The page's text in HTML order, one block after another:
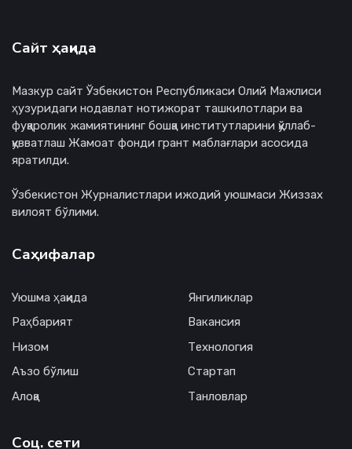
Сайт ҳақида
Мазкур сайт Ўзбекистон Республикаси Олий Мажлиси
ҳузуридаги нодавлат нотижорат ташкилотлари ва
фуқаролик жамиятининг бошқа институтларини қўллаб-
қувватлаш Жамоат фонди грант маблағлари асосида
яратилди.
Ўзбекистон Журналистлари ижодий уюшмаси Жиззах
вилоят бўлими.
Саҳифалар
Уюшма ҳақида
Раҳбарият
Низом
Аъзо бўлиш
Алоқа
Янгиликлар
Вакансия
Технология
Стартап
Танловлар
Соц. сети